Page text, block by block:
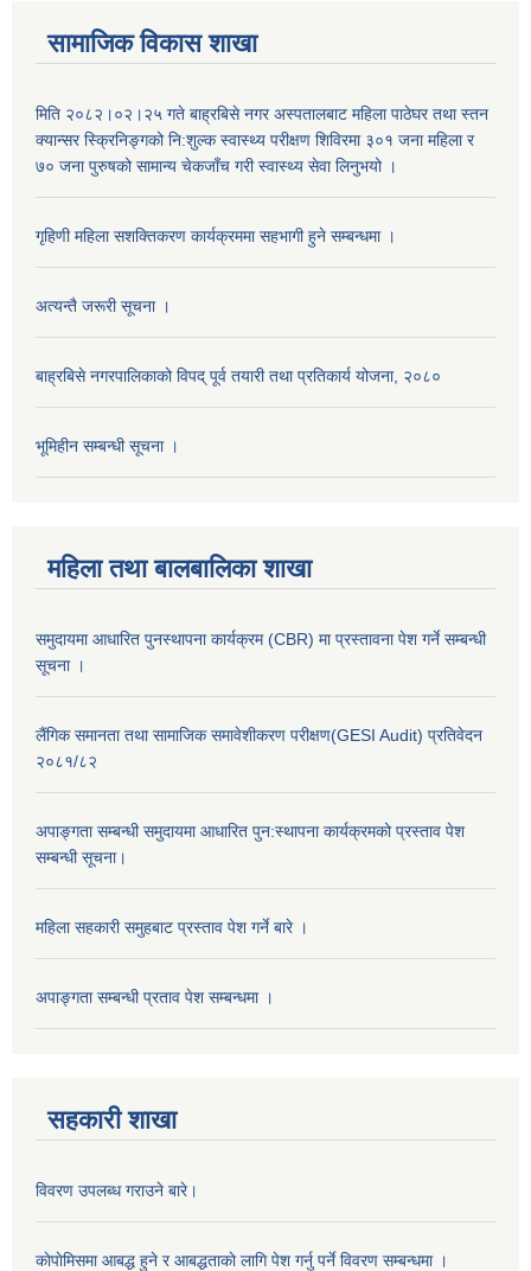
सामाजिक विकास शाखा
मिति २०८२।०२।२५ गते बाह्रबिसे नगर अस्पतालबाट महिला पाठेघर तथा स्तन
क्यान्सर स्क्रिनिङ्गको नि:शुल्क स्वास्थ्य परीक्षण शिविरमा ३०१ जना महिला र
७० जना पुरुषको सामान्य चेकजाँच गरी स्वास्थ्य सेवा लिनुभयो ।
गृहिणी महिला सशक्तिकरण कार्यक्रममा सहभागी हुने सम्बन्धमा ।
अत्यन्तै जरूरी सूचना ।
बाह्रबिसे नगरपालिकाको विपद् पूर्व तयारी तथा प्रतिकार्य योजना, २०८०
भूमिहीन सम्बन्धी सूचना ।
महिला तथा बालबालिका शाखा
समुदायमा आधारित पुनस्थापना कार्यक्रम (CBR) मा प्रस्तावना पेश गर्ने सम्बन्धी
सूचना ।
लैंगिक समानता तथा सामाजिक समावेशीकरण परीक्षण(GESI Audit) प्रतिवेदन
२०८१/८२
अपाङ्गता सम्बन्धी समुदायमा आधारित पुन:स्थापना कार्यक्रमको प्रस्ताव पेश
सम्बन्धी सूचना।
महिला सहकारी समुहबाट प्रस्ताव पेश गर्ने बारे ।
अपाङ्गता सम्बन्धी प्रताव पेश सम्बन्धमा ।
सहकारी शाखा
विवरण उपलब्ध गराउने बारे।
काेपाेमिसमा आबद्ध हुने र आबद्धताकाे लागि पेश गर्नु पर्ने विवरण सम्बन्धमा ।